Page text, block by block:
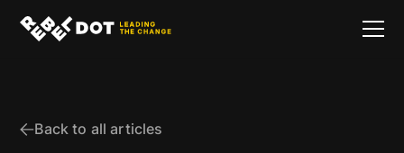
Back to all articles